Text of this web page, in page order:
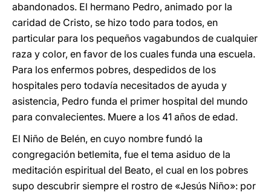
abandonados. El hermano Pedro, animado por la
caridad de Cristo, se hizo todo para todos, en
particular para los pequeños vagabundos de cualquier
raza y color, en favor de los cuales funda una escuela.
Para los enfermos pobres, despedidos de los
hospitales pero todavía necesitados de ayuda y
asistencia, Pedro funda el primer hospital del mundo
para convalecientes. Muere a los 41 años de edad.
El Niño de Belén, en cuyo nombre fundó la
congregación betlemita, fue el tema asiduo de la
meditación espiritual del Beato, el cual en los pobres
supo descubrir siempre el rostro de «Jesús Niño»: por